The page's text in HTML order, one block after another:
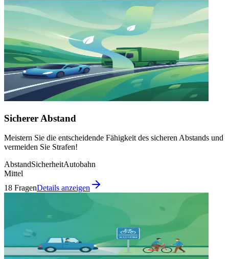
Sicherer Abstand
Meistern Sie die entscheidende Fähigkeit des sicheren Abstands und
vermeiden Sie Strafen!
AbstandSicherheitAutobahn
Mittel
18 FragenDetails anzeigen